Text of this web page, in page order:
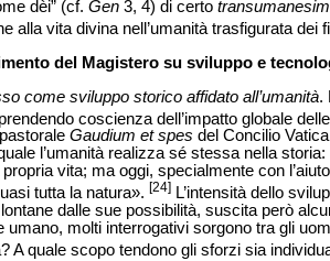
dèi” (cf. Gen 3, 4) di certo
alla vita divina nell’umanità trasfigurata dei
del Magistero su sviluppo e
come sviluppo storico affidato all’umanità.
coscienza dell’impatto globale
Gaudium et spes del Concilio
l’umanità realizza sé stessa nella
vita; ma oggi, specialmente con
tutta la natura». [24] L’intensità dello
dalle sue possibilità, suscita però
umano, molti interrogativi sorgono tra gli
A quale scopo tendono gli sforzi sia